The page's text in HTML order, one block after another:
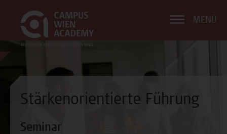
MENÜ
Stärkenorientierte Führung
Seminar